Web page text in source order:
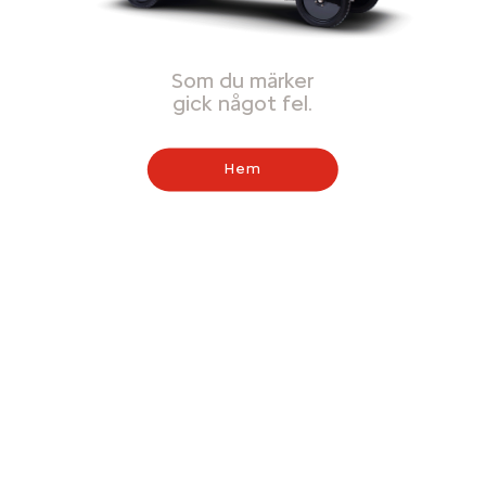
Som du märker
gick något fel.
Hem